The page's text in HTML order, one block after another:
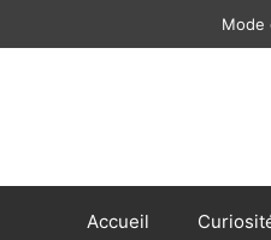
Mode
Accueil